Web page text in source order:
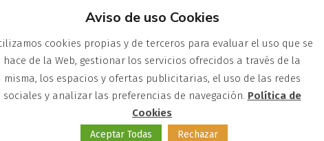
en su navegador a través de herramientas como las
es/
Aviso de uso Cookies
cookies propias y de terceros para evaluar el uso que se
hace de la Web, gestionar los servicios ofrecidos a través de la
misma, los espacios y ofertas publicitarias, el uso de las redes
sociales y analizar las preferencias de navegación. Política de
Cookies
Aceptar Todas Rechazar